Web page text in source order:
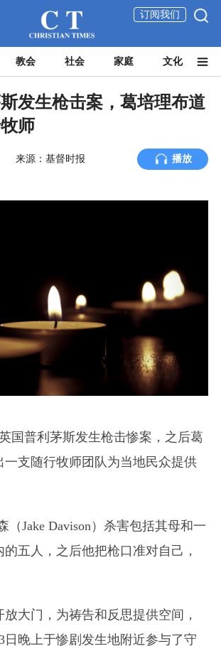
订阅我们
教会 社会 家庭 文化
发生枪击案，葛培理布道
师
来源：基督时报 播放
国普利茅斯发生枪击惨案，之后葛
一支随行牧师团队为当地民众提供
（Jake Davison） 杀害包括其母和一
五人，之后他把枪口准对自己，
大门，为祷告和反思提供空间，
日晚上于惨剧发生地附近参与了守